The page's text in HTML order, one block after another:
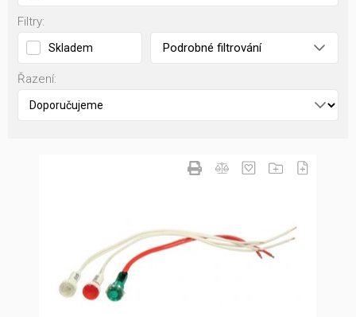
Filtry:
Skladem Podrobné filtrování
Řazení: